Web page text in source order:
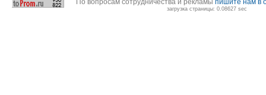
По вопросам сотрудничества и рекламы пишите нам в
загрузка страницы: 0.08627 sec